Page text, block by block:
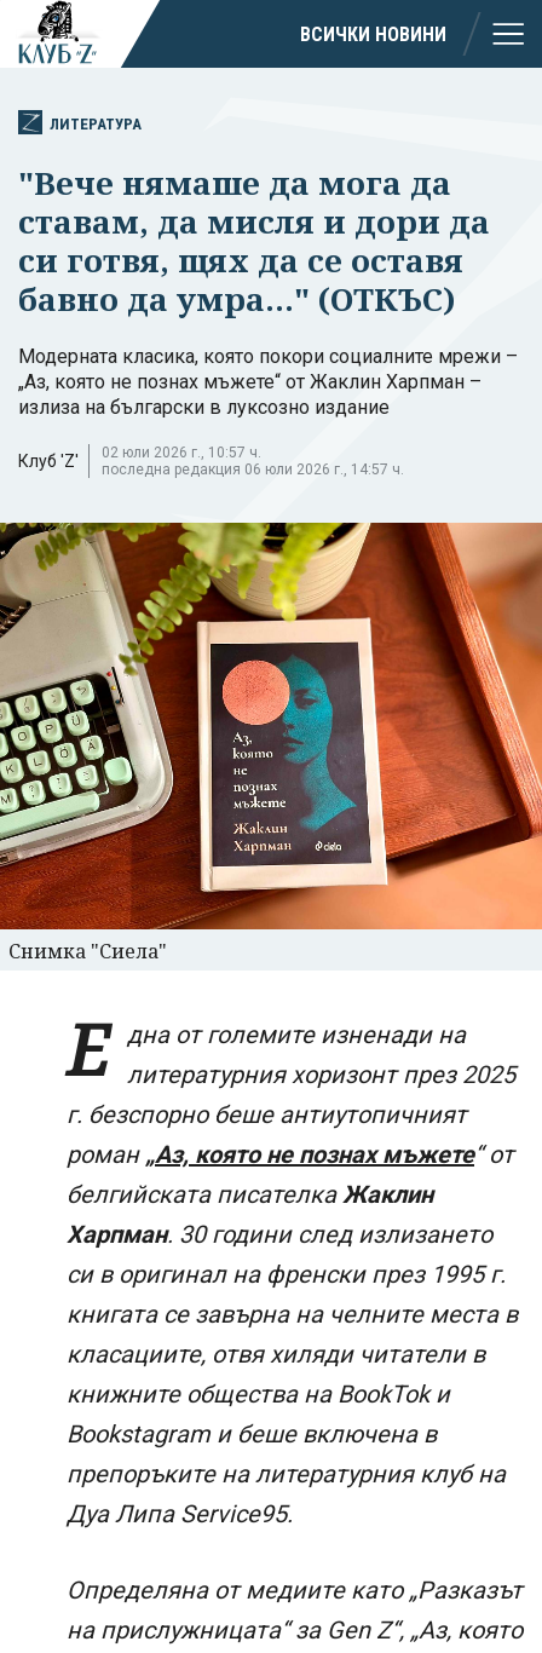
ВСИЧКИ НОВИНИ
ЛИТЕРАТУРА
"Вече нямаше да мога да
ставам, да мисля и дори да
си готвя, щях да се оставя
бавно да умра..." (ОТКЪС)
Модерната класика, която покори социалните мрежи –
„Аз, която не познах мъжете“ от Жаклин Харпман –
излиза на български в луксозно издание
Клуб 'Z'
02 юли 2026 г., 10:57 ч.
последна редакция 06 юли 2026 г., 14:57 ч.
Снимка "Сиела"
Е
дна от големите изненади на
литературния хоризонт през 2025
г. безспорно беше антиутопичният
роман „Аз, която не познах мъжете“ от
белгийската писателка Жаклин
Харпман. 30 години след излизането
си в оригинал на френски през 1995 г.
книгата се завърна на челните места в
класациите, отвя хиляди читатели в
книжните общества на BookTok и
Bookstagram и беше включена в
препоръките на литературния клуб на
Дуа Липа Service95.
Определяна от медиите като „Разказът
на прислужницата“ за Gen Z“, „Аз, която